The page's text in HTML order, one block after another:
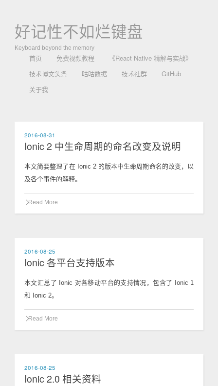
好记性不如烂键盘
Keyboard beyond the memory
首页 免费视频教程
《React Native 精解与实战》
技术博文头条
咕咕数据 技术社群
GitHub
关于我
2016-08-31
Ionic 2 中生命周期的命名改变及说明
本文简要整理了在 Ionic 2 的版本中生命周期命名的改变，以
及各个事件的解释。
Read More
2016-08-25
Ionic 各平台支持版本
本文汇总了 Ionic 对各移动平台的支持情况，包含了 Ionic 1
和 Ionic 2。
Read More
2016-08-25
Ionic 2.0 相关资料